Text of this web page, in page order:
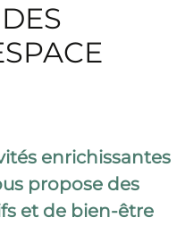
enrichissantes
propose des
et de bien-être